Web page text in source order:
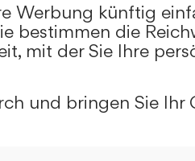
Werbung künftig
bestimmen die
mit der Sie Ihre
und bringen Sie Ihr